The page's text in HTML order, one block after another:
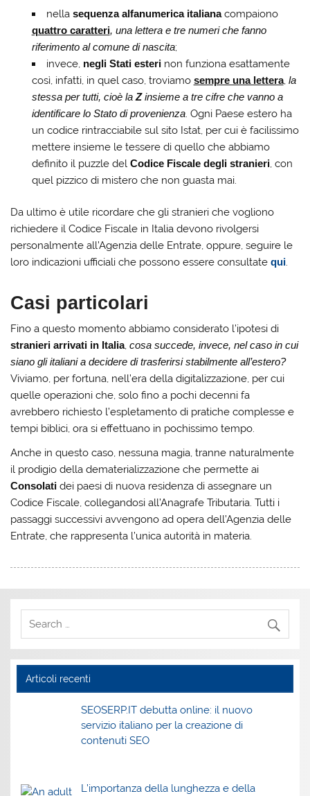
nella sequenza alfanumerica italianacompaiono
quattro caratteri, una lettera e tre numeri che fanno
riferimento al comune di nascita;
invece, negli Stati esterinon funziona esattamente
così, infatti, in quel caso, troviamo sempre una lettera, la
stessa per tutti, cioè la Zinsieme a tre cifre che vanno a
identificare lo Stato di provenienza. Ogni Paese estero ha
un codice rintracciabile sul sito Istat, per cui è facilissimo
mettere insieme le tessere di quello che abbiamo
definito il puzzle del Codice Fiscale degli stranieri, con
quel pizzico di mistero che non guasta mai.
Da ultimo è utile ricordare che gli stranieri che vogliono
richiedere il Codice Fiscale in Italia devono rivolgersi
personalmente all’Agenzia delle Entrate, oppure, seguire le
loro indicazioni ufficiali che possono essere consultatequi.
Casi particolari
Fino a questo momento abbiamo considerato l’ipotesi di
stranieri arrivati in Italia,cosa succede, invece, nel caso in cui
siano gli italiani a decidere di trasferirsi stabilmente all’estero?
Viviamo, per fortuna, nell’era della digitalizzazione, per cui
quelle operazioni che, solo fino a pochi decenni fa
avrebbero richiesto l’espletamento di pratiche complesse e
tempi biblici, ora si effettuano in pochissimo tempo.
Anche in questo caso, nessuna magia, tranne naturalmente
il prodigio della dematerializzazione che permette ai
Consolati dei paesi di nuova residenza di assegnare un
Codice Fiscale, collegandosi all’Anagrafe Tributaria. Tutti i
passaggi successivi avvengono ad opera dell’Agenzia delle
Entrate, che rappresenta l’unica autorità in materia.
Articoli recenti
SEOSERP.IT debutta online: il nuovo
servizio italiano per la creazione di
contenuti SEO
L’importanza della lunghezza e della